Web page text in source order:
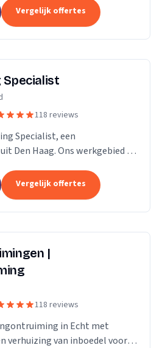
Vergelijk offertes
Specialist
118 reviews
Specialist, een
Den Haag. Ons werkgebied is
Vergelijk offertes
|
118 reviews
in Echt met
verhuizing van inboedel voor